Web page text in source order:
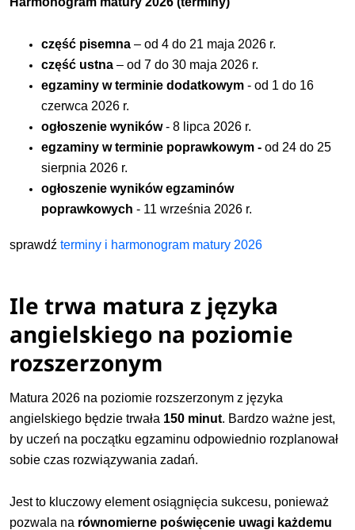
część pisemna – od 4 do 21 maja 2026 r.
część ustna – od 7 do 30 maja 2026 r.
egzaminy w terminie dodatkowym - od 1 do 16
czerwca 2026 r.
ogłoszenie wyników- 8 lipca 2026 r.
egzaminy w terminie poprawkowym -od 24 do 25
sierpnia 2026 r.
ogłoszenie wyników egzaminów
poprawkowych- 11 września 2026 r.
sprawdźterminy i harmonogram matury 2026
Ile trwa matura z języka
angielskiego na poziomie
rozszerzonym
Matura 2026 na poziomie rozszerzonym z języka
angielskiego będzie trwała 150 minut. Bardzo ważne jest,
by uczeń na początku egzaminu odpowiednio rozplanował
sobie czas rozwiązywania zadań.
Jest to kluczowy element osiągnięcia sukcesu, ponieważ
pozwala na równomierne poświęcenie uwagi każdemu